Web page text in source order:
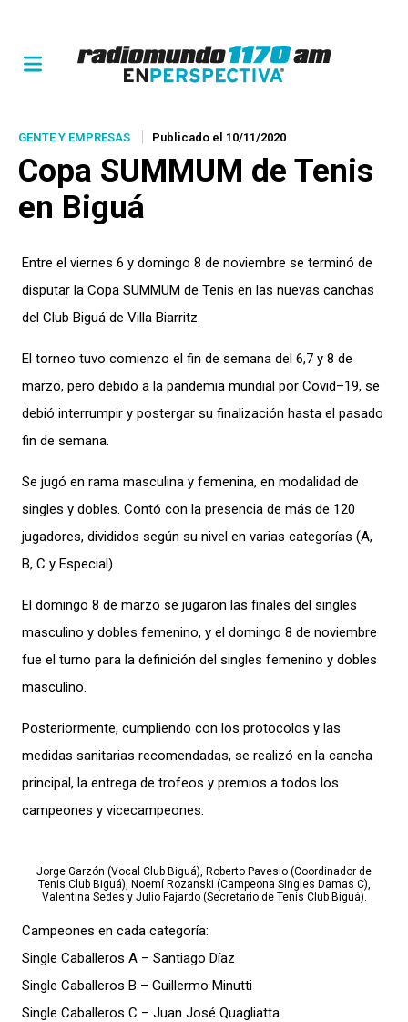
GENTE Y EMPRESAS Publicado el 10/11/2020
Copa SUMMUM de Tenis
en Biguá
Entre el viernes 6 y domingo 8 de noviembre se terminó de
disputar la Copa SUMMUM de Tenis en las nuevas canchas
del Club Biguá de Villa Biarritz.
El torneo tuvo comienzo el fin de semana del 6,7 y 8 de
marzo, pero debido a la pandemia mundial por Covid–19, se
debió interrumpir y postergar su finalización hasta el pasado
fin de semana.
Se jugó en rama masculina y femenina, en modalidad de
singles y dobles. Contó con la presencia de más de 120
jugadores, divididos según su nivel en varias categorías (A,
B, C y Especial).
El domingo 8 de marzo se jugaron las finales del singles
masculino y dobles femenino, y el domingo 8 de noviembre
fue el turno para la definición del singles femenino y dobles
masculino.
Posteriormente, cumpliendo con los protocolos y las
medidas sanitarias recomendadas, se realizó en la cancha
principal, la entrega de trofeos y premios a todos los
campeones y vicecampeones.
Jorge Garzón (Vocal Club Biguá), Roberto Pavesio (Coordinador de
Tenis Club Biguá), Noemí Rozanski (Campeona Singles Damas C),
Valentina Sedes y Julio Fajardo (Secretario de Tenis Club Biguá).
Campeones en cada categoría:
Single Caballeros A – Santiago Díaz
Single Caballeros B – Guillermo Minutti
Single Caballeros C – Juan José Quagliatta